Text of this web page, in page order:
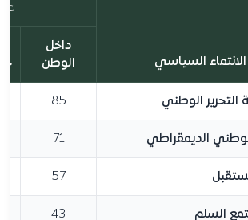
الانتماء السياسي
داخل
الوطن
التحرير الوطني 85
الديمقراطي 71
57
السلم 43